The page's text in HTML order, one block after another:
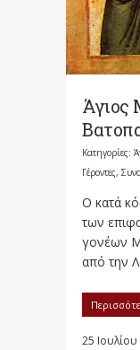
Άγιος
Κατηγορίες:
Γέροντες,
Ο κατά
των
γονέων
από την
25